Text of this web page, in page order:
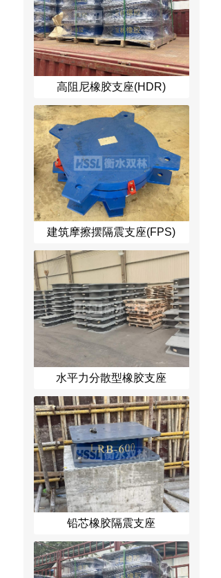
高阻尼橡胶支座(HDR)
建筑摩擦摆隔震支座(FPS)
水平力分散型橡胶支座
铅芯橡胶隔震支座